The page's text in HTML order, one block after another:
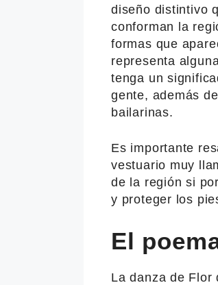
diseño distintivo
conforman la
formas que
representa
tenga un
gente, además
bailarinas.
Es importante
vestuario muy
de la región si
y proteger los
El
La danza de Flor